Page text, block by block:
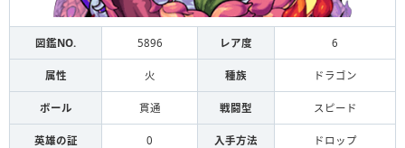
図鑑NO. 5896 レア度 6
属性 火 種族 ドラゴン
ボール 貫通 戦闘型 スピード
英雄の証 0 入手方法 ドロップ